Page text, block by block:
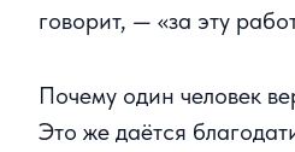
говорит, — «за эту
Почему один человек
Это же даётся